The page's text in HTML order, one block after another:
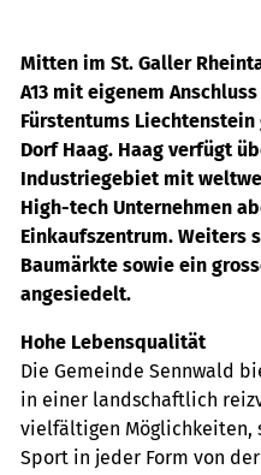
Mitten im St. Galler
A13 mit eigenem
Fürstentums
Dorf Haag. Haag verfügt
Industriegebiet mit
High-tech Unternehmen
Einkaufszentrum. Weiters
Baumärkte sowie ein
angesiedelt.
Hohe Lebensqualität
Die Gemeinde Sennwald
in einer landschaftlich
vielfältigen Möglichkeiten,
Sport in jeder Form von